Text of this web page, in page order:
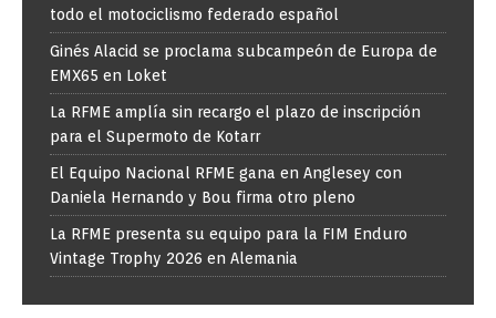
todo el motociclismo federado español
Ginés Alacid se proclama subcampeón de Europa de
EMX65 en Loket
La RFME amplía sin recargo el plazo de inscripción
para el Supermoto de Kotarr
El Equipo Nacional RFME gana en Anglesey con
Daniela Hernando y Bou firma otro pleno
La RFME presenta su equipo para la FIM Enduro
Vintage Trophy 2026 en Alemania